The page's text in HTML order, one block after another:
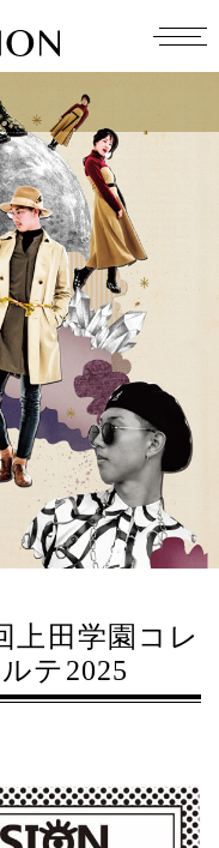
上田学園コレ
ルテ2025